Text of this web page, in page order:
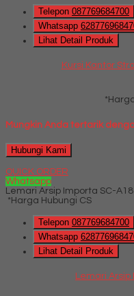
Telepon 087769684700
Whatsapp
Lihat Detail Produk
Kursi Kantor
Mungkin Anda tertarik
Hubungi Kami
QUICK ORDER
Whatsapp
Lemari Arsip Importa SC-
*Harga Hubungi CS
Telepon 087769684700
Whatsapp
Lihat Detail Produk
Lemari Arsip